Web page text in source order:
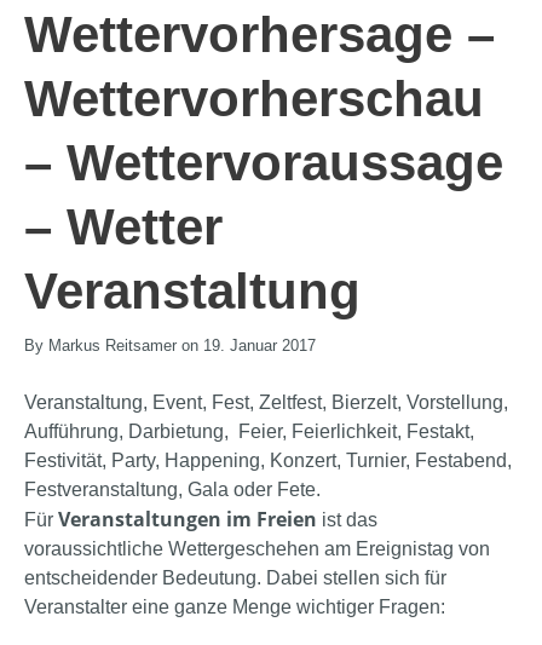
Wettervorhersage –
Wettervorherschau
– Wettervoraussage
– Wetter
Veranstaltung
By Markus Reitsamer on 19. Januar 2017
Veranstaltung, Event, Fest, Zeltfest, Bierzelt, Vorstellung,
Aufführung, Darbietung, Feier, Feierlichkeit, Festakt,
Festivität, Party, Happening, Konzert, Turnier, Festabend,
Festveranstaltung, Gala oder Fete.
Für Veranstaltungen im Freien ist das
voraussichtliche Wettergeschehen am Ereignistag von
entscheidender Bedeutung. Dabei stellen sich für
Veranstalter eine ganze Menge wichtiger Fragen: